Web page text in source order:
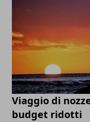
Viaggio di
budget ridotti